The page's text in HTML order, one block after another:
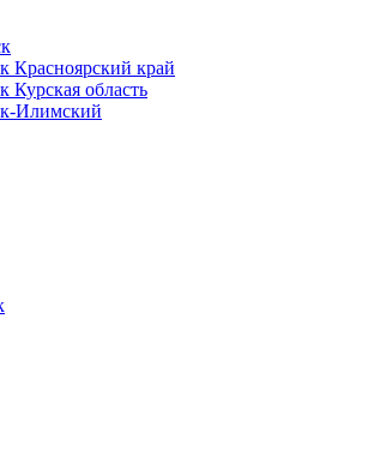
Красноярский край
Курская область
Илимский